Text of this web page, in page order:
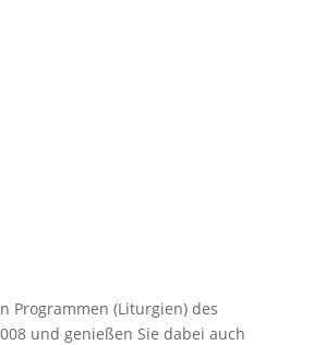
Programmen (Liturgien) des
und genießen Sie dabei auch